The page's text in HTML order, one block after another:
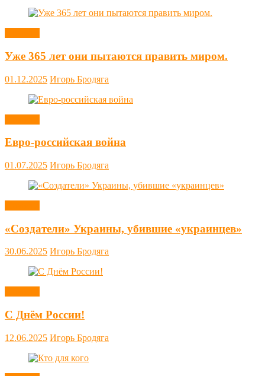
Уже 365 лет они пытаются править миром.
01.12.2025 Игорь Бродяга
Евро-российская война
01.07.2025 Игорь Бродяга
«Создатели» Украины, убившие «украинцев»
30.06.2025 Игорь Бродяга
С Днём России!
12.06.2025 Игорь Бродяга